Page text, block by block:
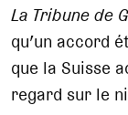
La Tribune de
qu’un accord
que la Suisse
regard sur le